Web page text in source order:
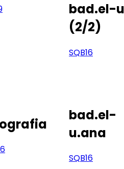
bad.el-
(2/2)
SQB16
bad.el-
u.ana
SQB16